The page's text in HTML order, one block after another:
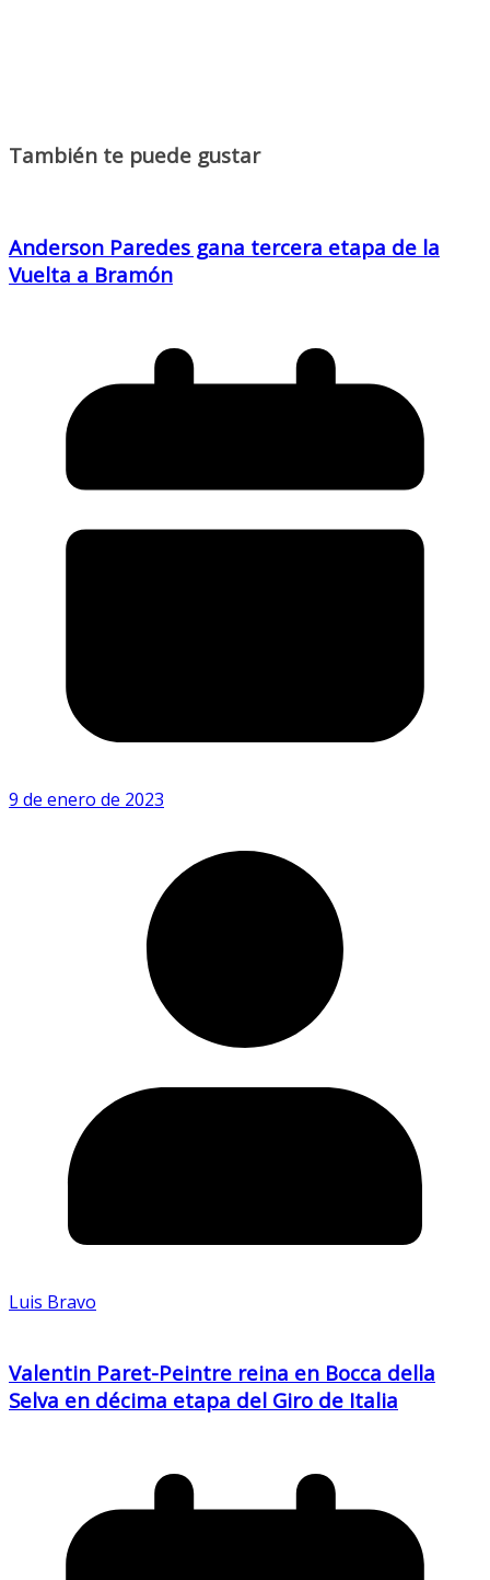
También te puede gustar
Anderson Paredes gana tercera etapa de la
Vuelta a Bramón
9 de enero de 2023
Luis Bravo
Valentin Paret-Peintre reina en Bocca della
Selva en décima etapa del Giro de Italia